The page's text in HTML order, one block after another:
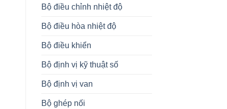
Bộ điều chỉnh nhiệt độ
Bộ điều hòa nhiệt độ
Bộ điều khiển
Bộ định vị kỹ thuật số
Bộ định vị van
Bộ ghép nối